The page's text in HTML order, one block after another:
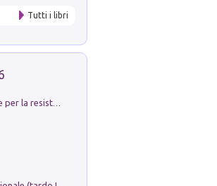
Tutti i libri